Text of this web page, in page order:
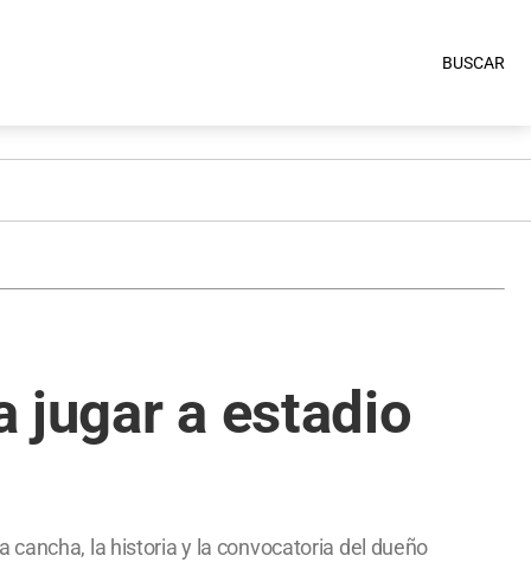
BUSCAR
jugar a estadio
cancha, la historia y la convocatoria del dueño